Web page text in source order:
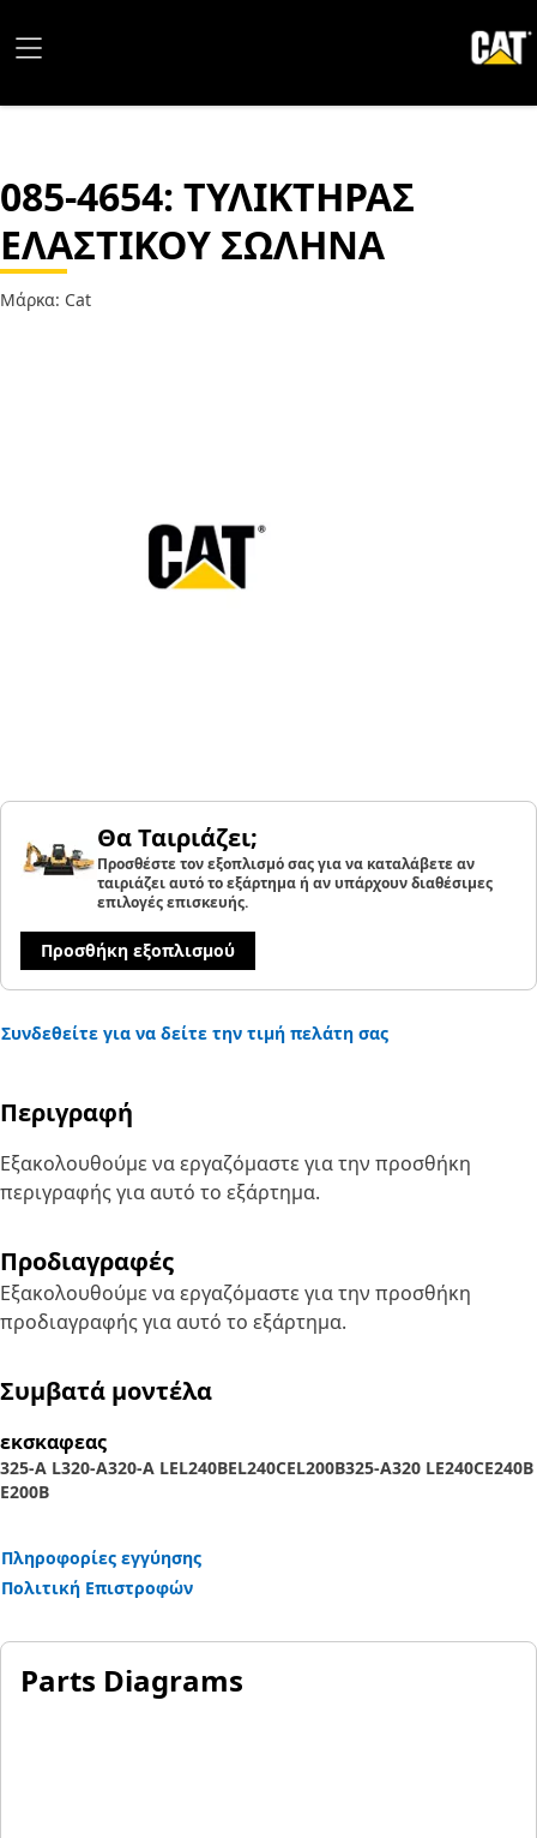
085-4654: ΤΥΛΙΚΤΗΡΑΣ
ΕΛΑΣΤΙΚΟΥ ΣΩΛΗΝΑ
Μάρκα: Cat
Θα Ταιριάζει;
Προσθέστε τον εξοπλισμό σας για να καταλάβετε αν
ταιριάζει αυτό το εξάρτημα ή αν υπάρχουν διαθέσιμες
επιλογές επισκευής.
Προσθήκη εξοπλισμού
Συνδεθείτε για να δείτε την τιμή πελάτη σας
Περιγραφή
Εξακολουθούμε να εργαζόμαστε για την προσθήκη
περιγραφής για αυτό το εξάρτημα.
Προδιαγραφές
Εξακολουθούμε να εργαζόμαστε για την προσθήκη
προδιαγραφής για αυτό το εξάρτημα.
Συμβατά μοντέλα
εκσκαφεας
325-A L320-A320-A LEL240BEL240CEL200B325-A320 LE240CE240B
E200B
Πληροφορίες εγγύησης
Πολιτική Επιστροφών
Parts Diagrams